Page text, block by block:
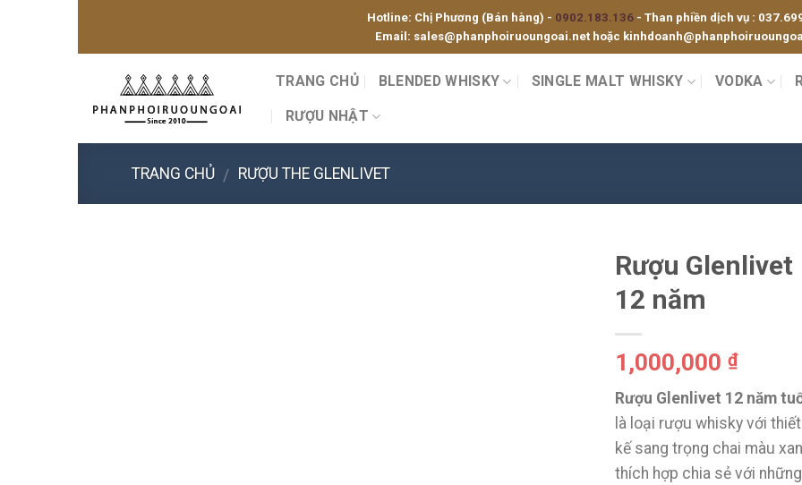
Hotline: Chị Phương (Bán hàng) - 0902.183.136 - Than phiền dịch vụ :
Email: sales@phanphoiruoungoai.nethoặc
TRANG CHỦ BLENDED WHISKY SINGLE MALT WHISKY VODKA
RƯỢU NHẬT
TRANG CHỦ / RƯỢU THE GLENLIVET
Rượu Glenlivet
12 năm
1,000,000 ₫
Rượu Glenlivet 12 năm
là loại rượu whisky với thiết
kế sang trọng chai màu
thích hợp chia sẻ với những